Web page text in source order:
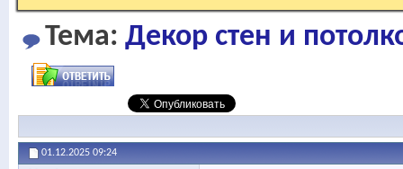
Тема: Декор стен и
01.12.2025 09:24